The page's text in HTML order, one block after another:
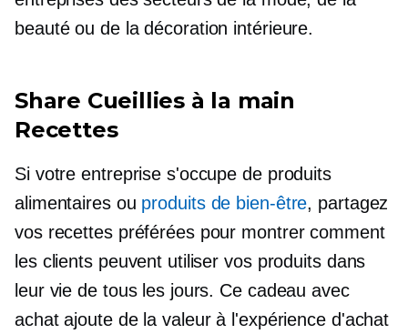
beauté ou de la décoration intérieure.
Share Cueillies à la main
Recettes
Si votre entreprise s'occupe de produits
alimentaires ou produits de bien-être, partagez
vos recettes préférées pour montrer comment
les clients peuvent utiliser vos produits dans
leur vie de tous les jours. Ce cadeau avec
achat ajoute de la valeur à l'expérience d'achat